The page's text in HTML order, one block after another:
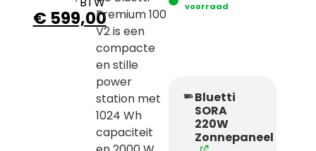
€ 599,00Premium 100
V2 is een
compacte
en stille
power
station met
1024 Wh
capaciteit
voorraad
Bluetti
SORA
220W
Zonnepaneel